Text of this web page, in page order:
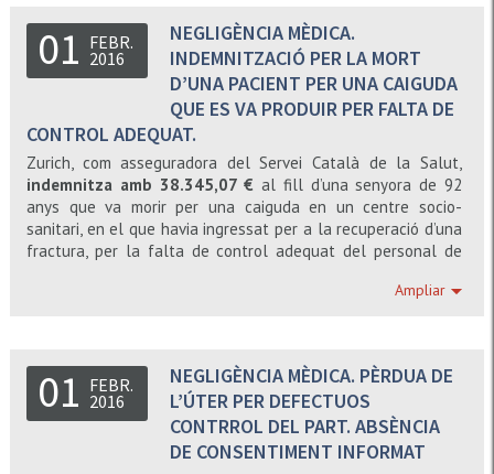
01 FEBR.
2016
NEGLIGÈNCIA MÈDICA.
INDEMNITZACIÓ PER LA MORT
D’UNA PACIENT PER UNA CAIGUDA
QUE ES VA PRODUIR PER FALTA DE
CONTROL ADEQUAT.
Zurich, com asseguradora del Servei Català de la Salut,
indemnitza amb 38.345,07 € al fill d’una senyora de 92
anys que va morir per una caiguda en un centre socio-
sanitari, en el que havia ingressat per a la recuperació d’una
fractura, per la falta de control adequat del personal de
Ampliar
01 FEBR.
2016
NEGLIGÈNCIA MÈDICA. PÈRDUA DE
L’ÚTER PER DEFECTUOS
CONTRROL DEL PART. ABSÈNCIA
DE CONSENTIMENT INFORMAT